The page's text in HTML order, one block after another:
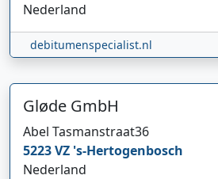
Nederland
debitumenspecialist.nl
Gløde GmbH
Abel Tasmanstraat36
5223 VZ 's-Hertogenbosch
Nederland